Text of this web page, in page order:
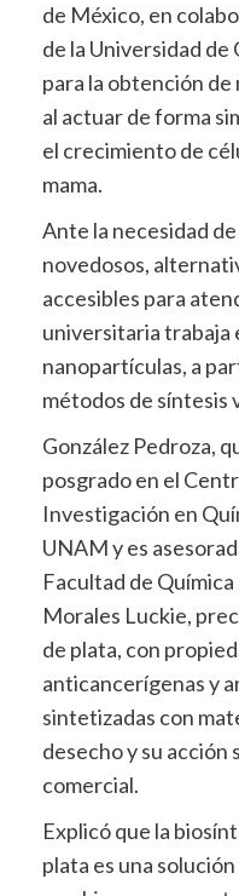
de México, en
de la Universidad de
para la obtención
al actuar de forma
el crecimiento de
mama.
Ante la necesidad
novedosos,
accesibles para
universitaria trabaja
nanopartículas, a
métodos de síntesis
González Pedroza,
posgrado en el
Investigación en
UNAM y es
Facultad de
Morales Luckie,
de plata, con
anticancerígenas y
sintetizadas con
desecho y su acción
comercial.
Explicó que la
plata es una